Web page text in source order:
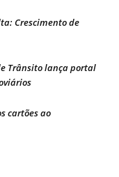
Crescimento de
Trânsito lança portal
cartões ao